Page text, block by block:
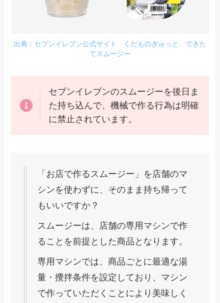
出典：セブンイレブン公式サイト くだものぎゅっと、できた
てスムージー
セブンイレブンのスムージーを後日ま
た持ち込んで、機械で作る行為は明確
に禁止されています。
「お店で作るスムージー」を店舗のマ
シンを使わずに、そのまま持ち帰って
もいいですか？
スムージーは、店舗の専用マシンで作
ることを前提とした商品となります。
専用マシンでは、商品ごとに最適な湯
量・攪拌条件を設定しており、マシン
で作っていただくことにより美味しく